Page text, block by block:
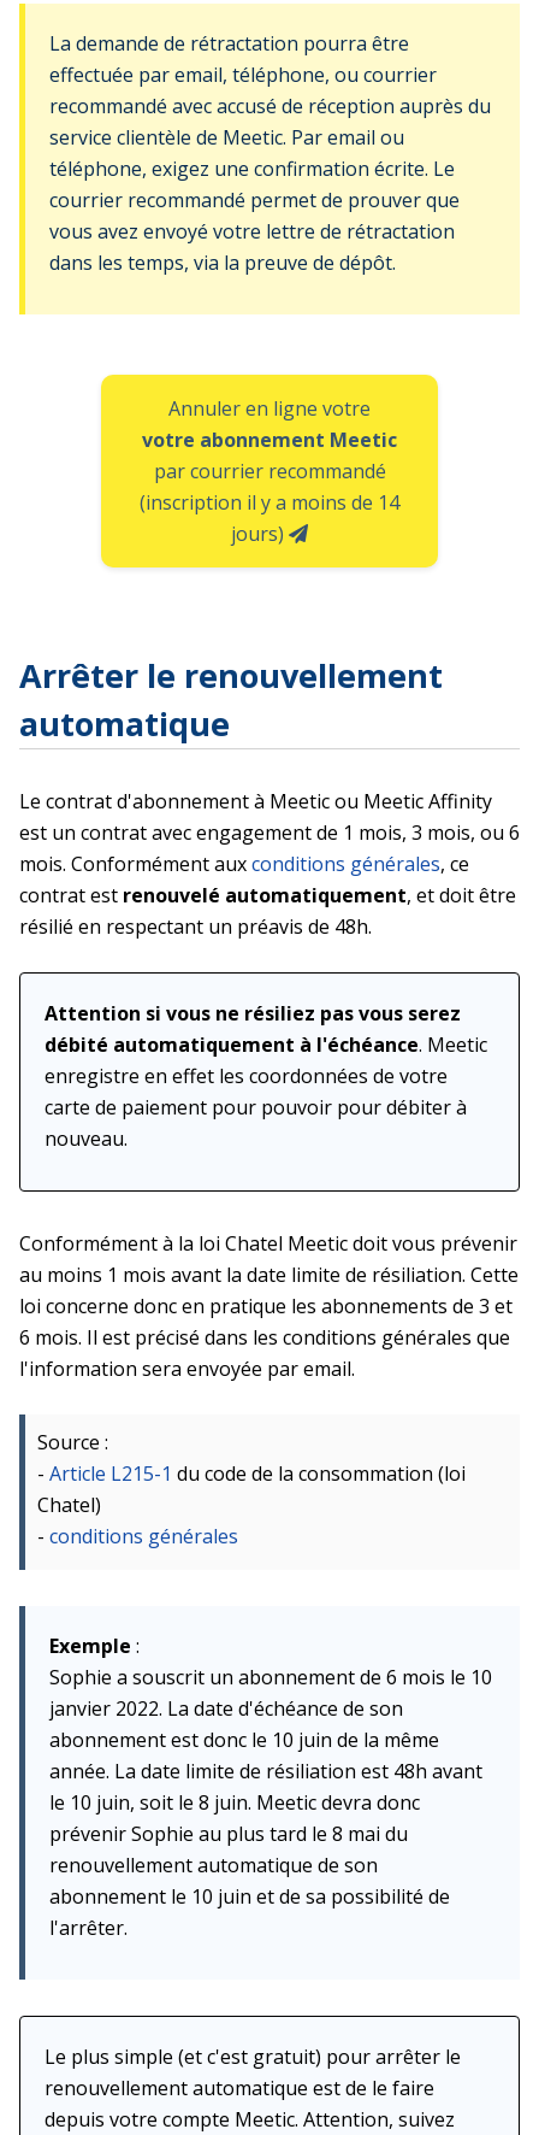
La demande de rétractation pourra être
effectuée par email, téléphone, ou courrier
recommandé avec accusé de réception auprès du
service clientèle de Meetic. Par email ou
téléphone, exigez une confirmation écrite. Le
courrier recommandé permet de prouver que
vous avez envoyé votre lettre de rétractation
dans les temps, via la preuve de dépôt.
Annuler en ligne votre
votre abonnement Meetic
par courrier recommandé
(inscription il y a moins de 14
jours)
Arrêter le renouvellement
automatique
Le contrat d'abonnement à Meetic ou Meetic Affinity
est un contrat avec engagement de 1 mois, 3 mois, ou 6
mois. Conformément auxconditions générales, ce
contrat est renouvelé automatiquement, et doit être
résilié en respectant un préavis de 48h.
Attention si vous ne résiliez pas vous serez
débité automatiquement à l'échéance. Meetic
enregistre en effet les coordonnées de votre
carte de paiement pour pouvoir pour débiter à
nouveau.
Conformément à la loi Chatel Meetic doit vous prévenir
au moins 1 mois avant la date limite de résiliation. Cette
loi concerne donc en pratique les abonnements de 3 et
6 mois. Il est précisé dans les conditions générales que
l'information sera envoyée par email.
Source :
- Article L215-1 du code de la consommation (loi
Chatel)
- conditions générales
Exemple :
Sophie a souscrit un abonnement de 6 mois le 10
janvier 2022. La date d'échéance de son
abonnement est donc le 10 juin de la même
année. La date limite de résiliation est 48h avant
le 10 juin, soit le 8 juin. Meetic devra donc
prévenir Sophie au plus tard le 8 mai du
renouvellement automatique de son
abonnement le 10 juin et de sa possibilité de
l'arrêter.
Le plus simple (et c'est gratuit) pour arrêter le
renouvellement automatique est de le faire
depuis votre compte Meetic. Attention, suivez